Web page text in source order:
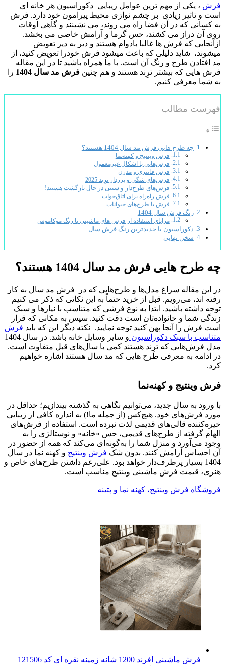
فرش ، یکی از مهم ترین عوامل زیبایی دکوراسیون هر خانه ای
است و تاثیر زیادی بر چشم نوازی محیط پیرامون خود دارد. فرش
به کسانی که در آن فضا راه می روند، می نشینند و گاهی اوقات
روی آن دراز می کشند، حس گرما و آرامش خاصی می بخشد.
ازآنجایی که فرش ها غالبا بادوام هستند و دیر به دیر تعویض
میشوند، شاید دلیلی که باعث میشود فرش خودرا تعویض کنید، از
مد افتادن طرح و رنگ آن است. با ما همراه باشید تا در این مقاله
فرش هایی که بیشتر ترِند هستند و هم چنین فرش مد سال 1404
را
به شما معرفی کنیم.
فهرست مطالب
چه طرح هایی فرش مد سال 1404 هستند؟
فرش وینتیج و کهنه‌نما
فرش‌هایی با اشکال غیرمعمول
فرش‌ فانتزی و مدرن
فرش‌های شگی و پرز‌دار ترِند 2025
فرش‌های طرح‌دار و سنتی در حال بازگشت هستند!
فرش راه‌راه برای اتاق‌خواب
فرش‌ با طرح‌های حیوانات
رنگ فرش سال 1404
مزایای استفاده از فرش های ماشینی با رنگ موکاموس
دکوراسیون با جدیدترین رنگ فرش سال
سخن نهایی
چه طرح هایی فرش مد سال 1404 هستند؟
در این مقاله سراغ مدل‌ها و طرح‌هایی که در فرش مد سال به کار
رفته اند، می‌رویم. قبل از خرید حتماً به این نکاتی که ذکر می کنیم
توجه داشته باشید. ابتدا به نوع فرشی که متناسب با نیازها و سبک
زندگی شما و خانواده‌تان است دقت کنید. سپس به مکانی که قرار
است فرش را آنجا پهن کنید توجه نمایید. نکته دیگر این که باید فرش
متناسب با سبک دکوراسیون
و سایر وسایل خانه باشد. در سال 1404
مدل فرش‌هایی که ترِند هستند کمی با سال‌های قبل متفاوت است.
در ادامه به معرفی طرح هایی که مد سال هستند اشاره خواهیم
کرد.
فرش وینتیج و کهنه‌نما
با ورود به سال جدید، می‌توانیم نگاهی به گذشته بیندازیم؛ حداقل در
مورد فرش‌های خود. هیچ‌کس (از جمله ما!) به اندازه کافی از زیبایی
خیره‌کننده قالی‌های قدیمی لذت نبرده است. استفاده از فرش‌های
الهام گرفته از طرح‌های قدیمی، حس «خانه» و نوستالژی را به
وجود می‌آورد و منزل شما را به‌گونه‌ای می‌کند که همه از حضور در
آن احساس آرامش کنند. بدون شک فرش‌ وینتیج و کهنه نما در سال
1404 بسیار پرطرف‌دار خواهد بود. علی‌رغم داشتن طرح‌های خاص و
هنری، قیمت فرش ماشینی وینتیج مناسب است.
فروشگاه فرش وینتیج، کهنه نما و پتینه
فرش ماشینی افرند 1200 شانه زمینه نقره ای کد 121506